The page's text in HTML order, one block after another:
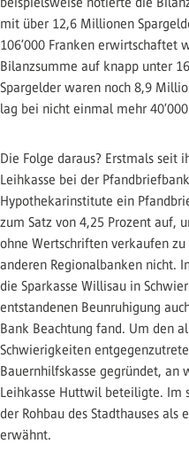
mit über 12,6 Millionen
106’000 Franken erwirtschaftet
Bilanzsumme auf knapp unter
Spargelder waren noch 8,9
lag bei nicht einmal mehr
Die Folge daraus? Erstmals seit
Leihkasse bei der
Hypothekarinstitute ein
zum Satz von 4,25 Prozent auf,
ohne Wertschriften verkaufen zu
anderen Regionalbanken nicht.
die Sparkasse Willisau in
entstandenen Beunruhigung
Bank Beachtung fand. Um den
Schwierigkeiten
Bauernhilfskasse gegründet, an
Leihkasse Huttwil beteiligte. Im
der Rohbau des Stadthauses
erwähnt.